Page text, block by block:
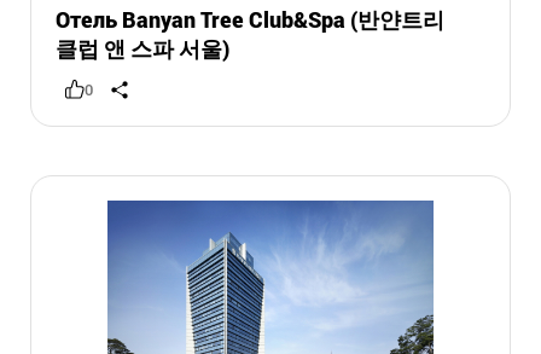
Отель Banyan Tree Club&Spa (반얀트리
클럽 앤 스파 서울)
0